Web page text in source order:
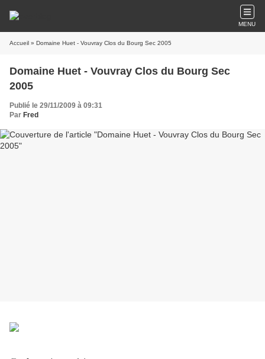
MENU
Accueil » Domaine Huet - Vouvray Clos du Bourg Sec 2005
Domaine Huet - Vouvray Clos du Bourg Sec
2005
Publié le 29/11/2009 à 09:31
Par Fred